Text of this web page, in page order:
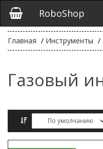
RoboShop
Главная Инструменты
Газовый